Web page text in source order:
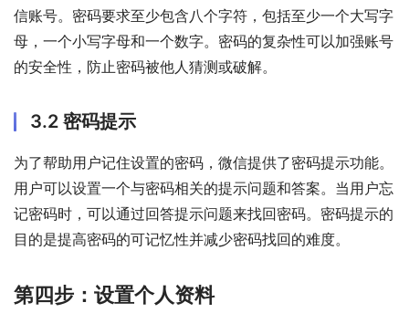
信账号。密码要求至少包含八个字符，包括至少一个大写字
母，一个小写字母和一个数字。密码的复杂性可以加强账号
的安全性，防止密码被他人猜测或破解。
3.2 密码提示
为了帮助用户记住设置的密码，微信提供了密码提示功能。
用户可以设置一个与密码相关的提示问题和答案。当用户忘
记密码时，可以通过回答提示问题来找回密码。密码提示的
目的是提高密码的可记忆性并减少密码找回的难度。
第四步：设置个人资料